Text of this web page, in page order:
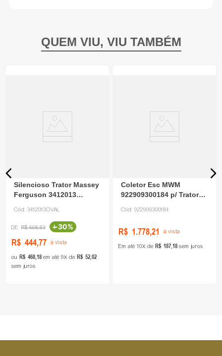
Silencioso Trator Massey
Ferguson 3412013
Cód: 3412013OVAL
R$ 668,83 -30%
R$ 444,77 à vista
ou R$ 46818 em até 9 de R$ 5202
sem juros
Coletor Esc MWM
922909300184 p/ Trator
Cód: 922909300184
R$ 1.778,21 à vista
Em até 10 de R$ 18718 sem juros